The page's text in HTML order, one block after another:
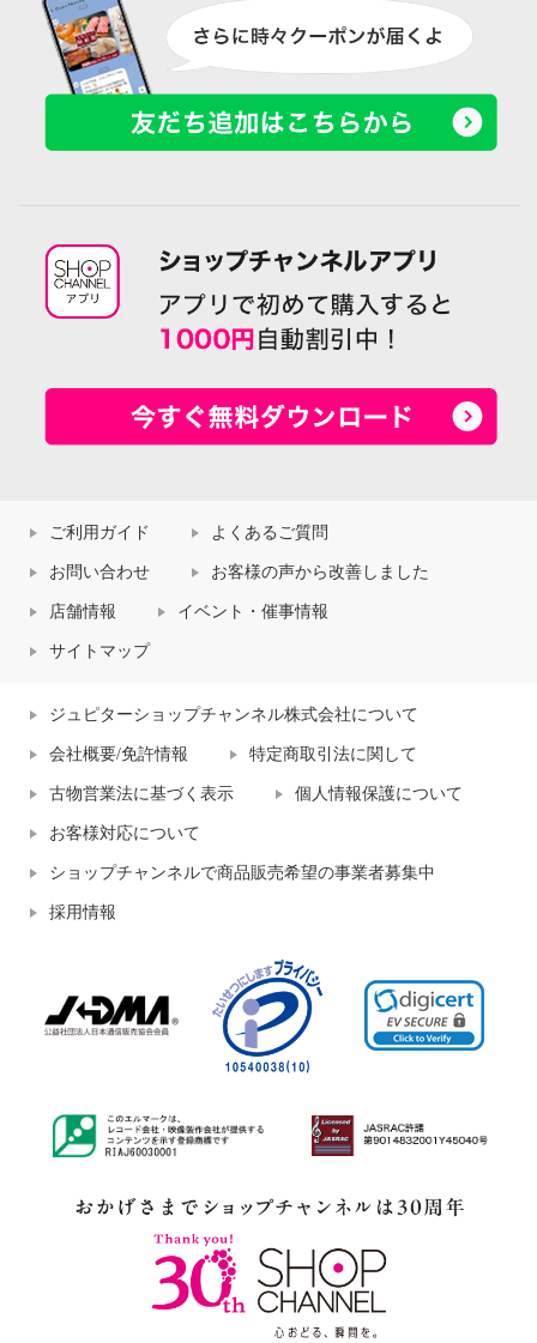
ご利用ガイド よくあるご質問
お問い合わせ お客様の声から改善しました
店舗情報 イベント・催事情報
サイトマップ
ジュピターショップチャンネル株式会社について
会社概要/免許情報 特定商取引法に関して
古物営業法に基づく表示 個人情報保護について
お客様対応について
ショップチャンネルで商品販売希望の事業者募集中
採用情報